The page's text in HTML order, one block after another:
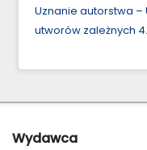
Uznanie autorstwa –
utworów zależnych
Wydawca